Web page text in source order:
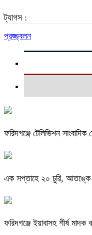
ট্যাগস :
প্রজ্জ্বলন
ফরিদগঞ্জে টেলিভিশন
এক সপ্তাহে ২০ চুরি, আতঙ্কে
ফরিদগঞ্জে ইয়াবাসহ শীর্ষ মাদক